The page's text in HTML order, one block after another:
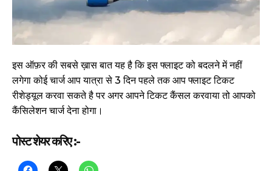
इस ऑफ़र की सबसे ख़ास बात यह है कि इस फ्लाइट को बदलने में नहीं
लगेगा कोई चार्ज आप यात्रा से 3 दिन पहले तक आप फ्लाइट टिकट
रीशेड्यूल करवा सकते है पर अगर आपने टिकट कैंसल करवाया तो आपको
कैंसिलेशन चार्ज देना होगा।
पोस्ट शेयर करिए :-